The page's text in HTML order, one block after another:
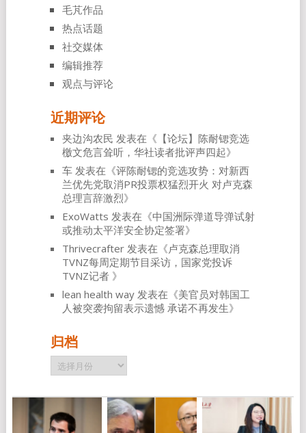
毛芃作品
热点话题
社交媒体
编辑推荐
观点与评论
近期评论
夹边沟农民 发表在《 【论坛】陈耐锶竞选
檄文危言耸听，华社读者批评声四起》
车发表在《评陈耐锶的竞选攻势：对新西
兰优先党取消PR投票权猛烈开火 对卢克森
总理言辞激烈》
ExoWatts 发表在《中国洲际弹道导弹试射
或推动太平洋安全协定签署》
Thrivecrafter发表在《卢克森总理取消
TVNZ每周定期节目采访，国家党投诉
TVNZ记者 》
lean health way发表在《美官员对韩国工
人被突袭拘留表示遗憾 承诺不再发生》
归档
归
档